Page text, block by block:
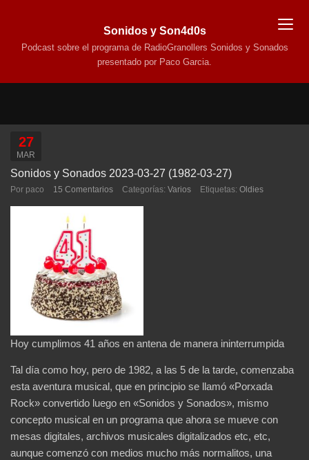
Sonidos y Son4d0s
Podcast sobre el programa de RadioGranollers Sonidos y Sonados
presentado por Paco Garcia.
27
MAR
Sonidos y Sonados 2023-03-27 (1982-03-27)
Por paco 15 Comentarios Categorías: Varios Etiquetas: Oldies
Hoy cumplimos 41 años en antena de manera ininterrumpida
Tal día como hoy, pero de 1982, a las 5 de la tarde, comenzaba
esta aventura musical, que en principio se llamó «Porxada
Rock» convertido luego en «Sonidos y Sonados», mismo
concepto musical en un programa que ahora se mueve con
mesas digitales, archivos musicales digitalizados etc, etc,
aunque comenzó con medios mucho más normalitos, una